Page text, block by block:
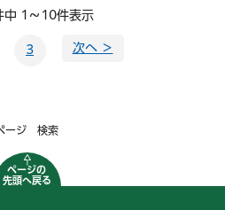
中 1～10件表示
3 次へ ＞
ージ 検索
ページの
先頭へ戻る